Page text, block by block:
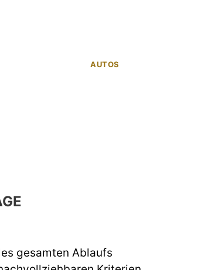
AUTOS
gesamten Ablaufs